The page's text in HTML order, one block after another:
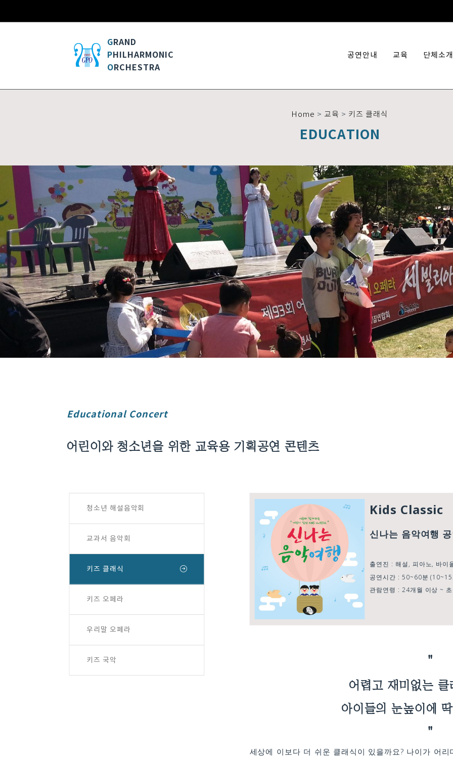
GRAND
PHILHARMONIC
ORCHESTRA
공연안내 교육 단체소개
Home > 교육 > 키즈 클래식
EDUCATION
Educational Concert
어린이와 청소년을 위한 교육용 기획공연 콘텐츠
청소년 해설음악회
교과서 음악회
키즈 클래식
키즈 오페라
우리말 오페라
키즈 국악
Kids Classic
신나는 음악여행
출연진 : 해설, 피아노, 바이
공연시간 : 50~60분
관람연령 : 24개월 이상 ~
"
어렵고 재미없는 클
아이들의 눈높이에
"
세상에 이보다 더 쉬운 클래식이 있을까요? 나이가 어